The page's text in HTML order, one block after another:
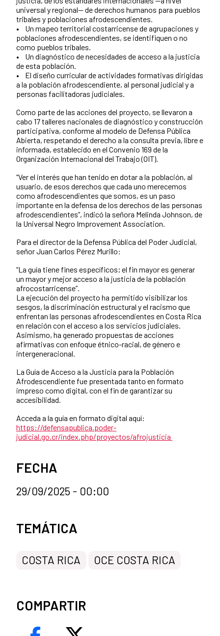
universal y regional— de derechos humanos para pueblos
tribales y poblaciones afrodescendientes.
• Un mapeo territorial costarricense de agrupaciones y
poblaciones afrodescendientes, se identifiquen o no
como pueblos tribales.
• Un diagnóstico de necesidades de acceso a la justicia
de esta población.
• El diseño curricular de actividades formativas dirigidas
a la población afrodescendiente, al personal judicial y a
personas facilitadoras judiciales.
Como parte de las acciones del proyecto, se llevaron a
cabo 17 talleres nacionales de diagnóstico y construcción
participativa, conforme al modelo de Defensa Pública
Abierta, respetando el derecho a la consulta previa, libre e
informada, establecido en el Convenio 169 de la
Organización Internacional del Trabajo (OIT).
“Ver el interés que han tenido en dotar a la población, al
usuario, de esos derechos que cada uno merecemos
como afrodescendientes que somos, es un paso
importante en la defensa de los derechos de las personas
afrodescendientes”, indicó la señora Melinda Johnson, de
la Universal Negro Improvement Association.
Para el director de la Defensa Pública del Poder Judicial,
señor Juan Carlos Pérez Murillo:
“La guía tiene fines específicos; el fin mayor es generar
un mayor y mejor acceso a la justicia de la población
afrocostarricense”.
La ejecución del proyecto ha permitido visibilizar los
sesgos, la discriminación estructural y el racismo que
enfrentan las personas afrodescendientes en Costa Rica
en relación con el acceso a los servicios judiciales.
Asimismo, ha generado propuestas de acciones
afirmativas con enfoque étnico-racial, de género e
intergeneracional.
La Guía de Acceso a la Justicia para la Población
Afrodescendiente fue presentada tanto en formato
impreso como digital, con el fin de garantizar su
accesibilidad.
Acceda a la guía en formato digital aquí:
https://defensapublica.poder-
judicial.go.cr/index.php/proyectos/afrojusticia
FECHA
29/09/2025 - 00:00
Categorías de la noticia
TEMÁTICA
COSTA RICA OCE COSTA RICA
COMPARTIR